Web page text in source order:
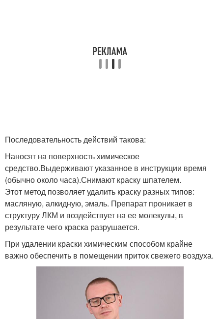
Последовательность действий такова:
Наносят на поверхность химическое
средство.Выдерживают указанное в инструкции время
(обычно около часа).Снимают краску шпателем.
Этот метод позволяет удалить краску разных типов:
масляную, алкидную, эмаль. Препарат проникает в
структуру ЛКМ и воздействует на ее молекулы, в
результате чего краска разрушается.
При удалении краски химическим способом крайне
важно обеспечить в помещении приток свежего воздуха.